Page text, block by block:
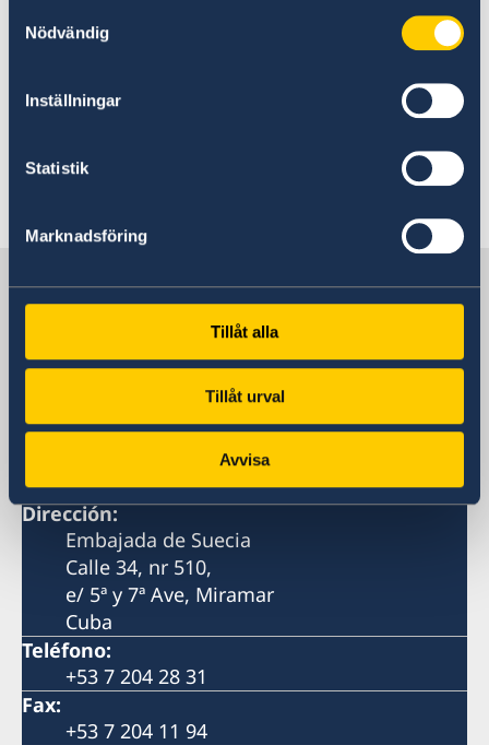
Nödvändig
Inställningar
Statistik
Marknadsföring
Tillåt alla
Tillåt urval
Avvisa
Read the press release on government.se.
Read the full Statement on government.se.
Suecia en Cuba
Embajada de Suecia
Calle 34, nr 510,
e/ 5ª y 7ª Ave, Miramar
La Habana, Cuba
Dirección:
Embajada de Suecia
Calle 34, nr 510,
e/ 5ª y 7ª Ave, Miramar
Cuba
Teléfono:
+53 7 204 28 31
Fax:
+53 7 204 11 94